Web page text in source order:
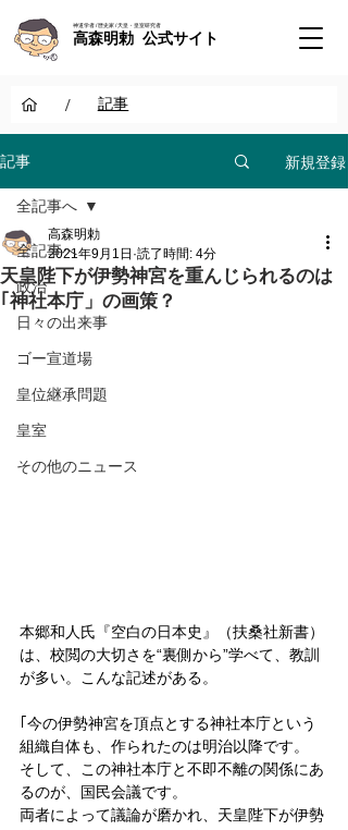
神道学者 / 歴史家 / 天皇・皇室研究者
高森明勅 公式サイト
/ 記事
記事 新規登録
全記事へ
政治
日々の出来事
ゴー宣道場
皇位継承問題
皇室
その他のニュース
全記事へ
天皇陛下が伊勢神宮を重んじられるのは
｢神社本庁」の画策？
高森明勅
2021年9月1日 読了時間: 4分
本郷和人氏『空白の日本史』（扶桑社新書）
は、校閲の大切さを“裏側から”学べて、教訓
が多い。こんな記述がある。
｢今の伊勢神宮を頂点とする神社本庁という
組織自体も、作られたのは明治以降です。
そして、この神社本庁と不即不離の関係にあ
るのが、国民会議です。
両者によって議論が磨かれ、天皇陛下が伊勢